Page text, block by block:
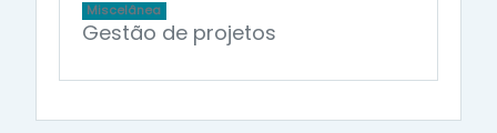
Miscelânea
Gestão de projetos